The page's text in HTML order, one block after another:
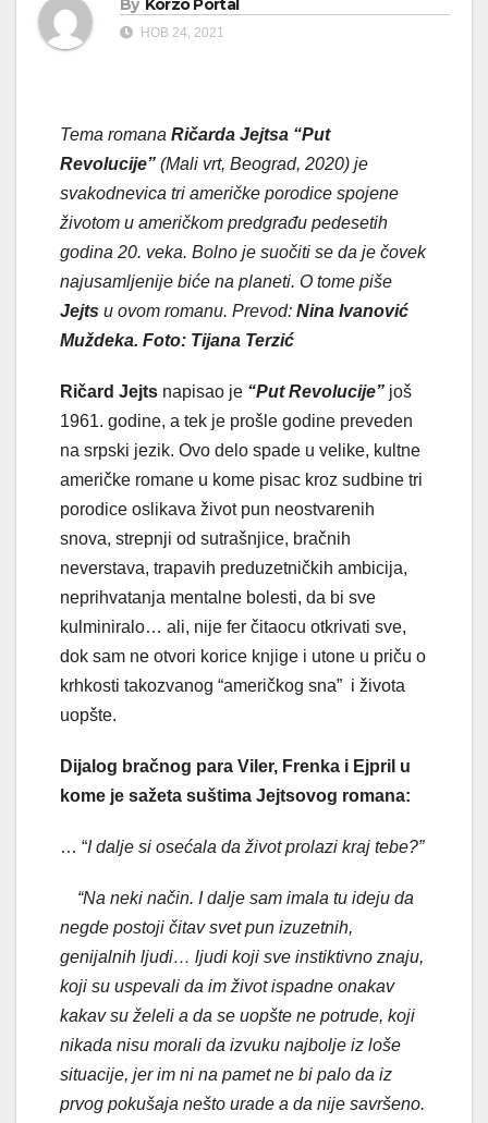
By Korzo Portal
НОВ 24, 2021
Tema romana Ričarda Jejtsa “Put
Revolucije” (Mali vrt, Beograd, 2020) je
svakodnevica tri američke porodice spojene
životom u američkom predgrađu pedesetih
godina 20. veka. Bolno je suočiti se da je čovek
najusamljenije biće na planeti. O tome piše
Jejts u ovom romanu. Prevod: Nina Ivanović
Muždeka. Foto: Tijana Terzić
Ričard Jejts napisao je “Put Revolucije” još
1961. godine, a tek je prošle godine preveden
na srpski jezik. Ovo delo spade u velike, kultne
američke romane u kome pisac kroz sudbine tri
porodice oslikava život pun neostvarenih
snova, strepnji od sutrašnjice, bračnih
neverstava, trapavih preduzetničkih ambicija,
neprihvatanja mentalne bolesti, da bi sve
kulminiralo… ali, nije fer čitaocu otkrivati sve,
dok sam ne otvori korice knjige i utone u priču o
krhkosti takozvanog “američkog sna” i života
uopšte.
Dijalog bračnog para Viler, Frenka i Ejpril u
kome je sažeta suštima Jejtsovog romana:
… “I dalje si osećala da život prolazi kraj tebe?”
“Na neki način. I dalje sam imala tu ideju da
negde postoji čitav svet pun izuzetnih,
genijalnih ljudi… ljudi koji sve instiktivno znaju,
koji su uspevali da im život ispadne onakav
kakav su želeli a da se uopšte ne potrude, koji
nikada nisu morali da izvuku najbolje iz loše
situacije, jer im ni na pamet ne bi palo da iz
prvog pokušaja nešto urade a da nije savršeno.